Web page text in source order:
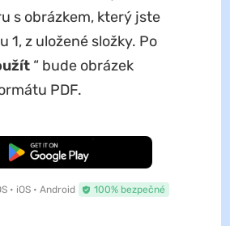
s obrázkem, který jste
1, z uložené složky. Po
“ bude obrázek
PDF.
Bezplatné stažení
• iOS • Android 100% bezpečné